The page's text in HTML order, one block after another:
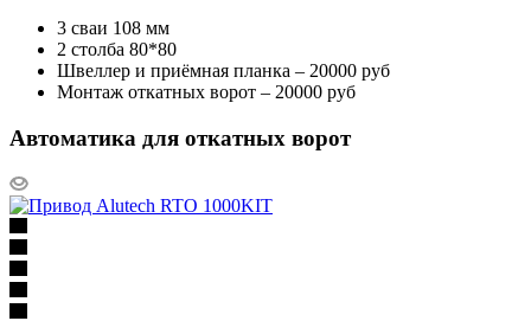
3 сваи 108 мм
2 столба 80*80
Швеллер и приёмная планка – 20000 руб
Монтаж откатных ворот – 20000 руб
Автоматика для откатных ворот